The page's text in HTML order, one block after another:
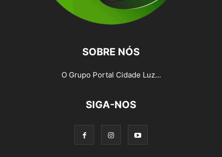
SOBRE NÓS
O Grupo Portal Cidade Luz...
SIGA-NOS